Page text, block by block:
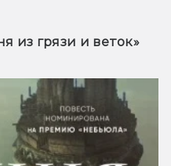
из грязи и веток»